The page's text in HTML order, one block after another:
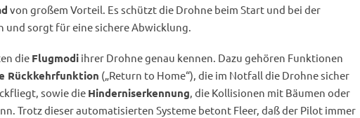
von großem Vorteil. Es schützt die Drohne beim Start und bei der
und sorgt für eine sichere Abwicklung.
die Flugmodiihrer Drohne genau kennen. Dazu gehören Funktionen
Rückkehrfunktion („Return to Home“), die im Notfall die Drohne sicher
sowie die Hinderniserkennung, die Kollisionen mit Bäumen oder
Trotz dieser automatisierten Systeme betont Fleer, daß der Pilot immer